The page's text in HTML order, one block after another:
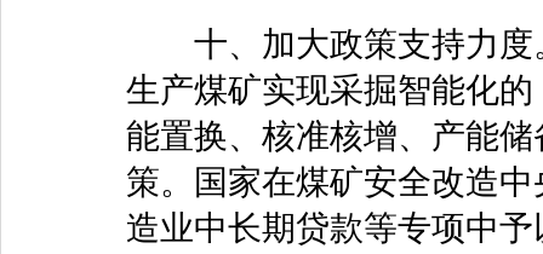
十、加大政策支持力度
生产煤矿实现采掘智能化
能置换、核准核增、产能
策。国家在煤矿安全改造
造业中长期贷款等专项中